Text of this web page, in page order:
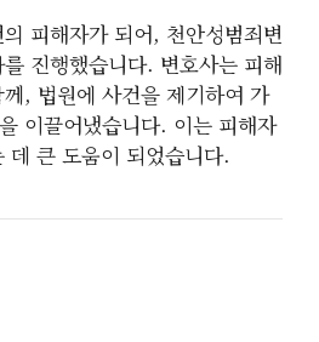
피해자가 되어, 천안성범죄변
진행했습니다. 변호사는 피해
, 법원에 사건을 제기하여 가
이끌어냈습니다. 이는 피해자
데 큰 도움이 되었습니다.